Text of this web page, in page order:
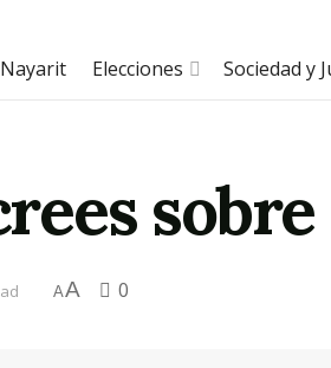
Nayarit Elecciones Sociedad y
AA 0